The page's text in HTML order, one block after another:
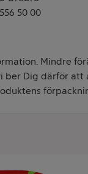
50 00
Mindre
ber Dig därför att